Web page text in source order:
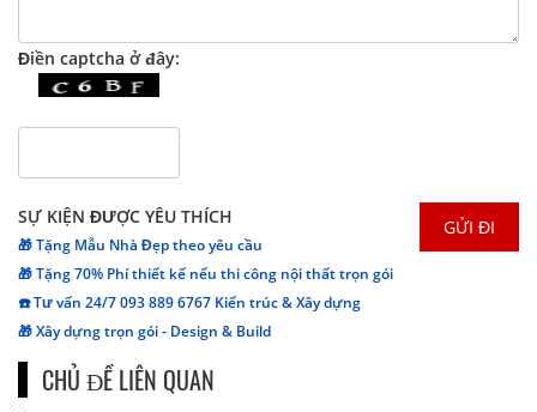
Điền captcha ở đây:
SỰ KIỆN ĐƯỢC YÊU THÍCH
🎁 Tặng Mẫu Nhà Đẹp theo yêu cầu
🎁 Tặng 70% Phí thiết kế nếu thi công nội thất trọn gói
☎️ Tư vấn 24/7 093 889 6767 Kiến trúc & Xây dựng
🎁 Xây dựng trọn gói - Design & Build
CHỦ ĐỀ LIÊN QUAN